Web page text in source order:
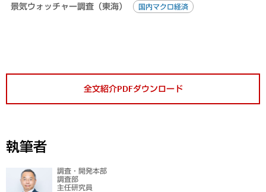
景気ウォッチャー調査（東海） 国内マクロ経済
全文紹介PDFダウンロード
執筆者
調査・開発本部
調査部
主任研究員